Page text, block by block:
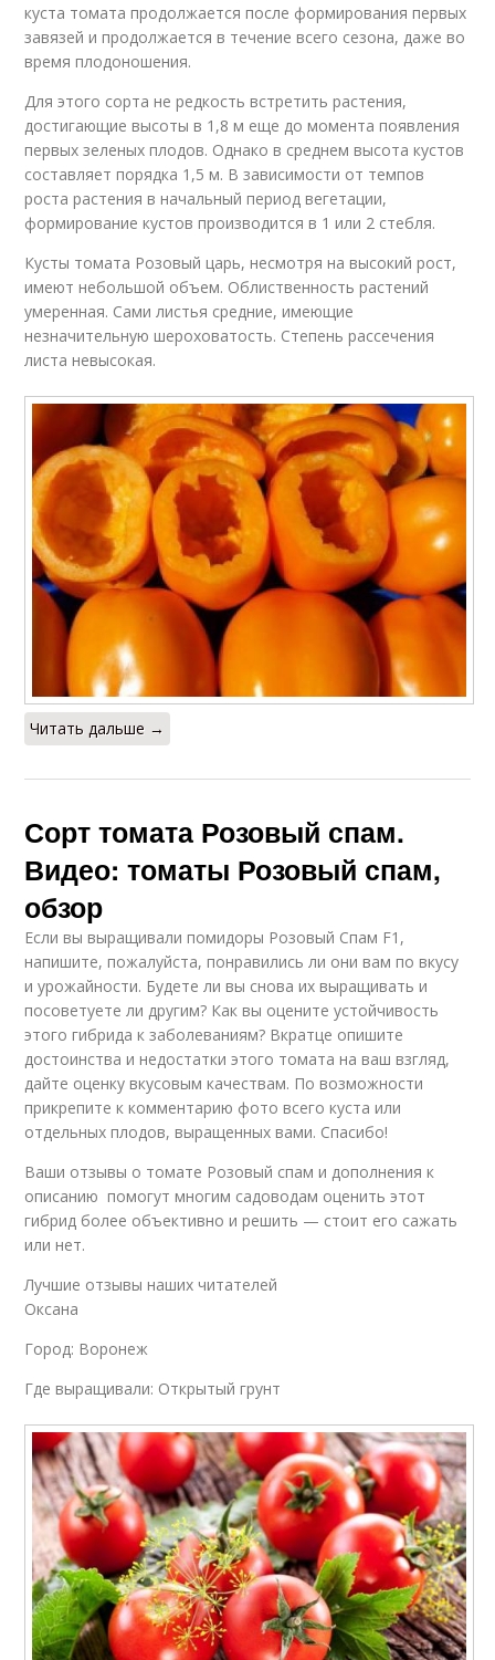
куста томата продолжается после формирования первых
завязей и продолжается в течение всего сезона, даже во
время плодоношения.
Для этого сорта не редкость встретить растения,
достигающие высоты в 1,8 м еще до момента появления
первых зеленых плодов. Однако в среднем высота кустов
составляет порядка 1,5 м. В зависимости от темпов
роста растения в начальный период вегетации,
формирование кустов производится в 1 или 2 стебля.
Кусты томата Розовый царь, несмотря на высокий рост,
имеют небольшой объем. Облиственность растений
умеренная. Сами листья средние, имеющие
незначительную шероховатость. Степень рассечения
листа невысокая.
Читать дальше →
Сорт томата Розовый спам.
Видео: томаты Розовый спам,
обзор
Если вы выращивали помидоры Розовый Спам F1,
напишите, пожалуйста, понравились ли они вам по вкусу
и урожайности. Будете ли вы снова их выращивать и
посоветуете ли другим? Как вы оцените устойчивость
этого гибрида к заболеваниям? Вкратце опишите
достоинства и недостатки этого томата на ваш взгляд,
дайте оценку вкусовым качествам. По возможности
прикрепите к комментарию фото всего куста или
отдельных плодов, выращенных вами. Спасибо!
Ваши отзывы о томате Розовый спам и дополнения к
описанию помогут многим садоводам оценить этот
гибрид более объективно и решить — стоит его сажать
или нет.
Лучшие отзывы наших читателей
Оксана
Город: Воронеж
Где выращивали: Открытый грунт